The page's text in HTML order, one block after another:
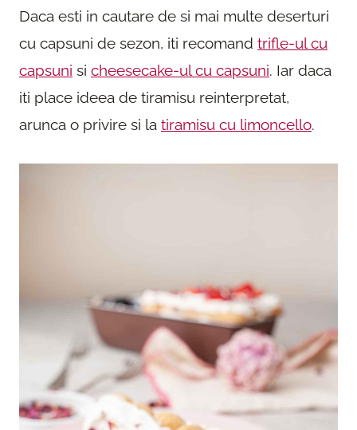
Daca esti in cautare de si mai multe deserturi
cu capsuni de sezon, iti recomand trifle-ul cu
capsuni si cheesecake-ul cu capsuni. Iar daca
iti place ideea de tiramisu reinterpretat,
arunca o privire si la tiramisu cu limoncello.